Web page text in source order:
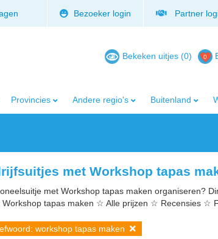
Bezoeker login Partner
Bekeken uitjes (0)
Provincies Andere regio's Buitenland
met Workshop tapas
met Workshop tapas maken organiseren?
tapas maken ☆ Alle prijzen ☆ Recensies ☆
workshop tapas maken